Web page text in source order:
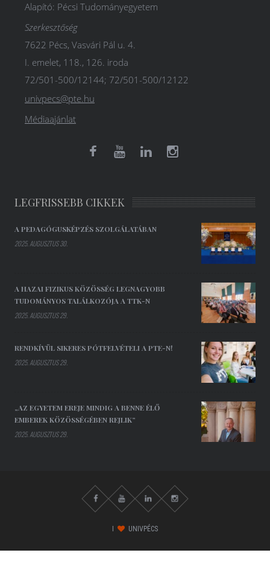
Alapító: Pécsi Tudományegyetem
Szerkesztőség
7622 Pécs, Vasvári Pál u. 4.
I. emelet, 118., 126. iroda
72/501-500/12144; 72/501-500/12122
univpecs@pte.hu
Médiaajánlat
LEGFRISSEBB CIKKEK
A PEDAGÓGUSKÉPZÉS SZOLGÁLATÁBAN
2025. AUGUSZTUS 30.
A HAZAI FIZIKUS KÖZÖSSÉG LEGNAGYOBB
TUDOMÁNYOS TALÁLKOZÓJA A TTK-N
2025. AUGUSZTUS 29.
RENDKÍVÜL SIKERES PÓTFELVÉTELI A PTE-N!
2025. AUGUSZTUS 29.
„AZ EGYETEM EREJE MINDIG A BENNE ÉLŐ
EMBEREK KÖZÖSSÉGÉBEN REJLIK”
2025. AUGUSZTUS 29.
UNIVPÉCS